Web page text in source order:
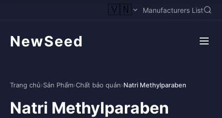
🇻🇳 Manufacturers List
NewSeed
Trang chủ›Sản Phẩm›Chất bảo quản›Natri Methylparaben
Natri Methylparaben